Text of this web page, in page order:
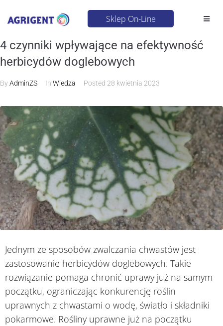
Sklep On-Line
4 czynniki wpływające na efektywność
herbicydów doglebowych
ByAdminZS In Wiedza Posted 28 kwietnia 2023
Jednym ze sposobów zwalczania chwastów jest
zastosowanie herbicydów doglebowych. Takie
rozwiązanie pomaga chronić uprawy już na samym
początku, ograniczając konkurencję roślin
uprawnych z chwastami o wodę, światło i składniki
pokarmowe. Rośliny uprawne już na początku